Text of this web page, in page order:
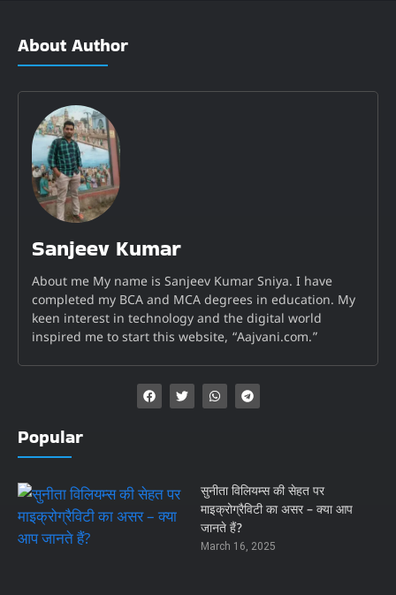
About Author
Sanjeev Kumar
About me My name is Sanjeev Kumar Sniya. I have
completed my BCA and MCA degrees in education. My
keen interest in technology and the digital world
inspired me to start this website, “Aajvani.com.”
Popular
सुनीता विलियम्स की सेहत पर
माइक्रोग्रैविटी का असर – क्या आप
जानते हैं?
March 16, 2025